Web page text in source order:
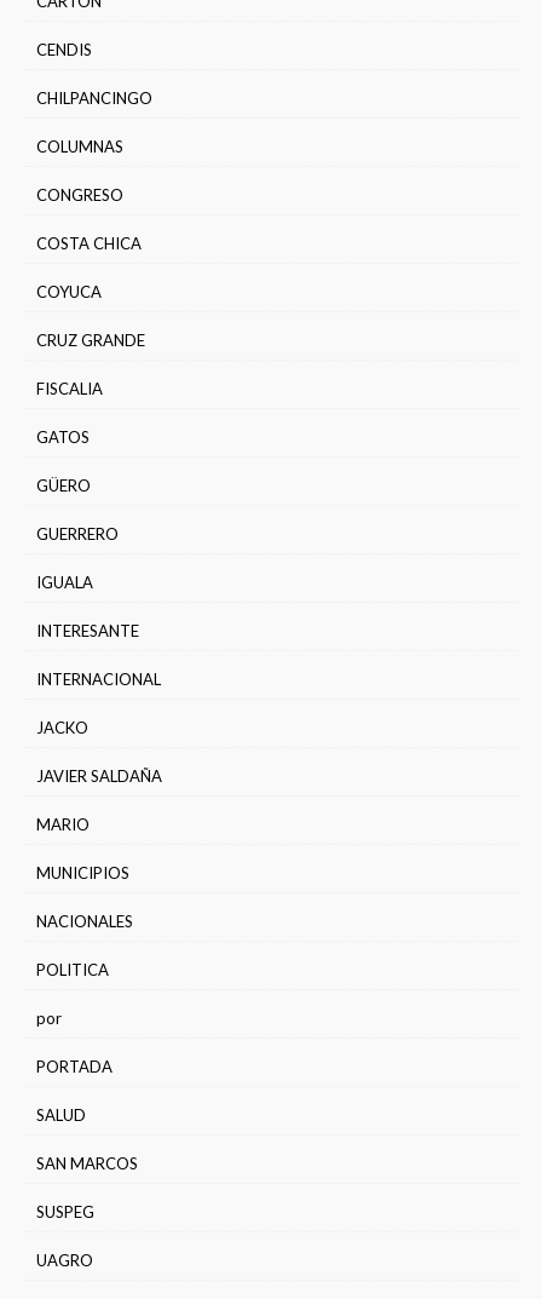
CENDIS
CHILPANCINGO
COLUMNAS
CONGRESO
COSTA CHICA
COYUCA
CRUZ GRANDE
FISCALIA
GATOS
GÜERO
GUERRERO
IGUALA
INTERESANTE
INTERNACIONAL
JACKO
JAVIER SALDAÑA
MARIO
MUNICIPIOS
NACIONALES
POLITICA
por
PORTADA
SALUD
SAN MARCOS
SUSPEG
UAGRO